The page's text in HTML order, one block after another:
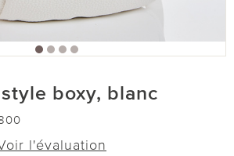
boxy, blanc
l'évaluation